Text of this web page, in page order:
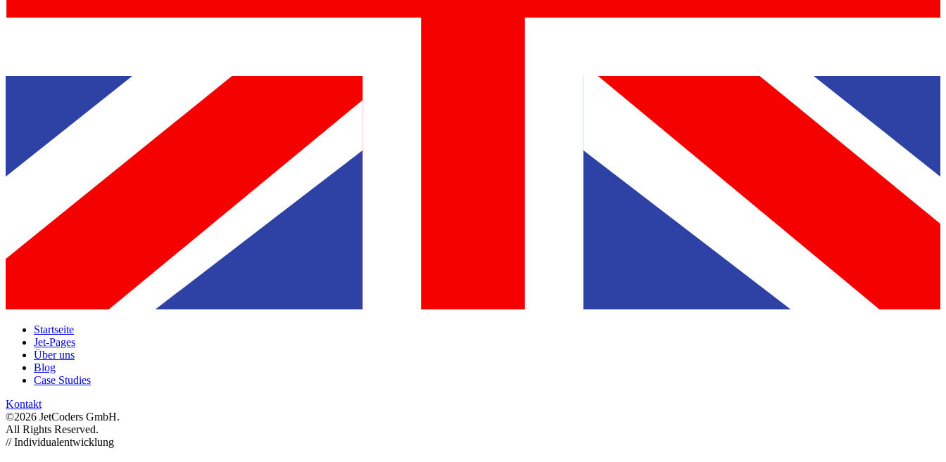
Startseite
Jet-Pages
Über uns
Blog
Case Studies
Kontakt
©2026 JetCoders GmbH.
All Rights Reserved.
//Individualentwicklung